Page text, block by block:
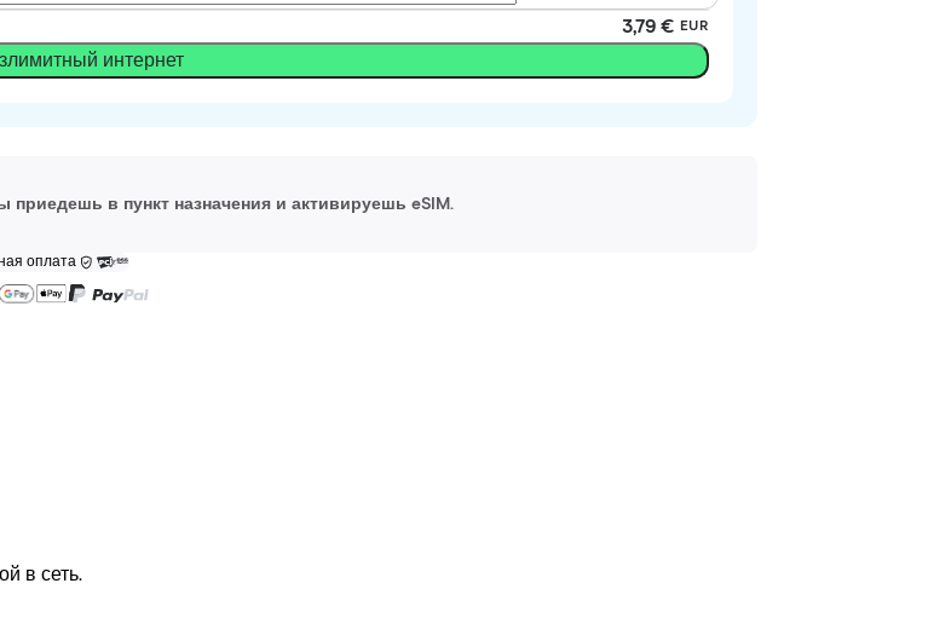
3,79 € EUR
интернет
приедешь в пункт назначения и активируешь eSIM.
оплата
в сеть.